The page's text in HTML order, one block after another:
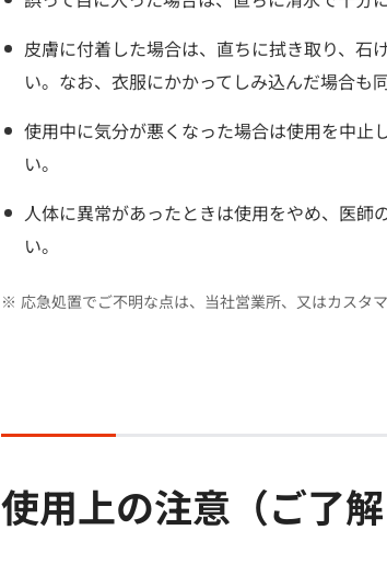
皮膚に付着した場合は、直ちに拭き取り、石
い。なお、衣服にかかってしみ込んだ場合も
使用中に気分が悪くなった場合は使用を中止
い。
人体に異常があったときは使用をやめ、医師
い。
※ 応急処置でご不明な点は、当社営業所、又はカスタ
使用上の注意（ご了